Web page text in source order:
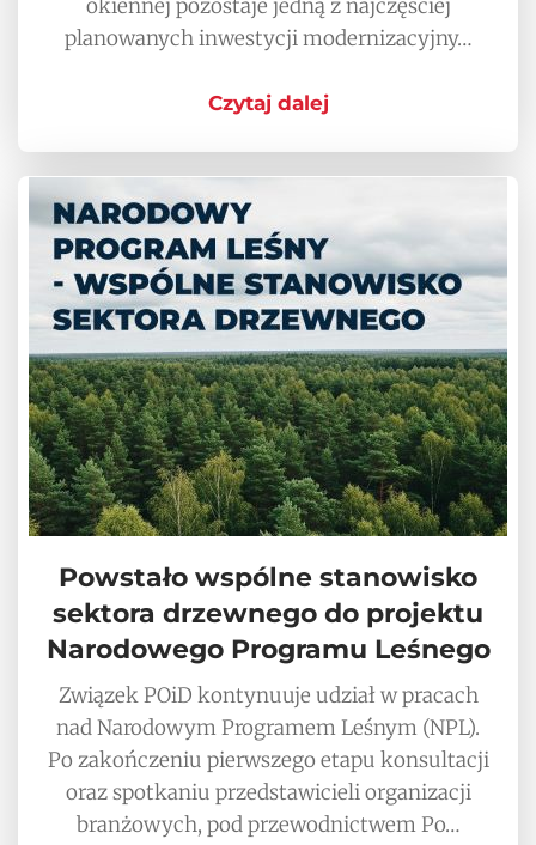
okiennej pozostaje jedną z najczęściej
planowanych inwestycji modernizacyjny…
Czytaj dalej
Powstało wspólne stanowisko
sektora drzewnego do projektu
Narodowego Programu Leśnego
Związek POiD kontynuuje udział w pracach
nad Narodowym Programem Leśnym (NPL).
Po zakończeniu pierwszego etapu konsultacji
oraz spotkaniu przedstawicieli organizacji
branżowych, pod przewodnictwem Po…